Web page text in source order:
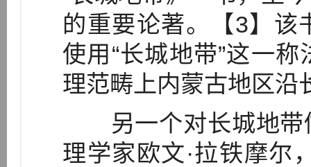
的重要论著。【3】该
使用“长城地带”这一
理范畴上内蒙古地区沿
另一个对长城地带
理学家欧文·拉铁摩尔